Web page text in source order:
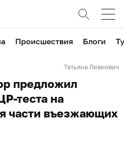
Происшествия Блоги
Татьяна Левкович
предложил
теста на
части въезжающих